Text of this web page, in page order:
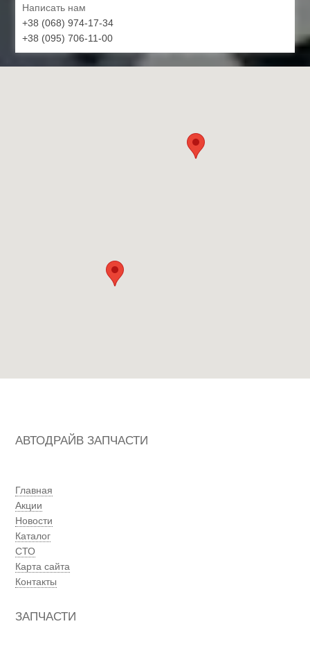
Написать нам
+38 (068) 974-17-34
+38 (095) 706-11-00
АВТОДРАЙВ ЗАПЧАСТИ
Главная
Акции
Новости
Каталог
СТО
Карта сайта
Контакты
ЗАПЧАСТИ